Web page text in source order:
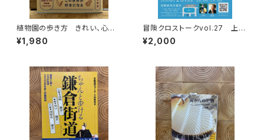
植物園の歩き方 きれい、心地
よい、愛おしい さまざまな「うつ
くしい」を求めて
¥1,980
冒険クロストークvol.27 上田
優紀「この星の物語を撮る」録画
視聴権
¥2,000